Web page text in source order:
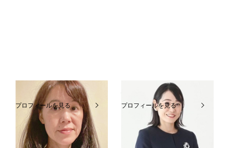
市來ますみ
プロフィールを見る
MUSIC JOY 府中 高幡センター
神野えりか
プロフィールを見る
小金井ANNEX